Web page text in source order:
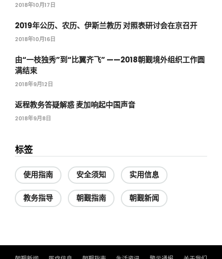
2018年10月17日
2019年公历、农历、伊斯兰教历 对照表研讨会在京召开
2018年10月16日
由“一枝独秀”到“比翼齐飞” ——2018朝觐境外组织工作圆
满结束
2018年9月12日
返程教务答疑解惑 麦加响起中国声音
2018年9月8日
标签
使用指南 安全须知 实用信息
教务指导 朝觐指南 朝觐新闻